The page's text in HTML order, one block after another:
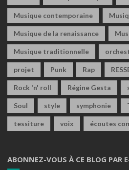
Musique contemporaine
Musique de la renaissance
Musique traditionnelle
projet Punk Rap
Rock 'n' roll Régine Gesta
Soul style symphonie
tessiture voix écoutes
ABONNEZ-VOUS À CE BLOG PAR